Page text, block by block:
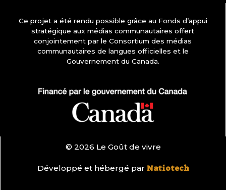
Ce projet a été rendu possible grâce au Fonds d’appui
stratégique aux médias communautaires offert
conjointement par le Consortium des médias
communautaires de langues officielles et le
Gouvernement du Canada.
© 2026 Le Goût de vivre
Développé et hébergé par Natiotech